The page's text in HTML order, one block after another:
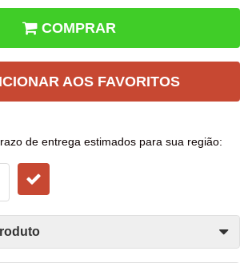
COMPRAR
AOS FAVORITOS
de entrega estimados para sua região: